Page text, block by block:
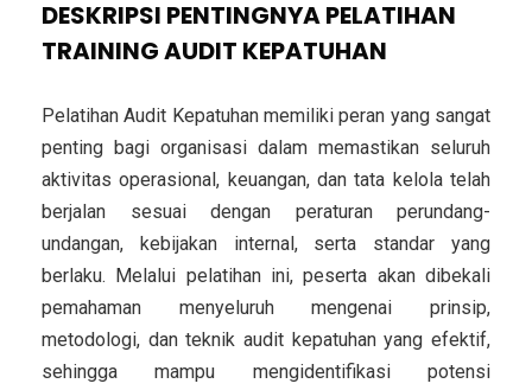
DESKRIPSI PENTINGNYA PELATIHAN
TRAINING AUDIT KEPATUHAN
Pelatihan Audit Kepatuhan memiliki peran yang sangat
penting bagi organisasi dalam memastikan seluruh
aktivitas operasional, keuangan, dan tata kelola telah
berjalan sesuai dengan peraturan perundang-
undangan, kebijakan internal, serta standar yang
berlaku. Melalui pelatihan ini, peserta akan dibekali
pemahaman menyeluruh mengenai prinsip,
metodologi, dan teknik audit kepatuhan yang efektif,
sehingga mampu mengidentifikasi potensi